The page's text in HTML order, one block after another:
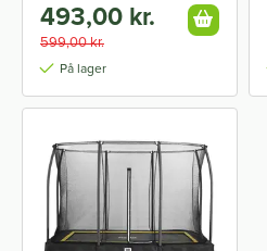
493,00 kr.
599,00 kr.
På lager